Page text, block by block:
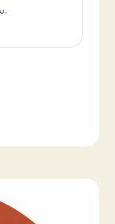
سطح کدنويسی کاملن موافقم.